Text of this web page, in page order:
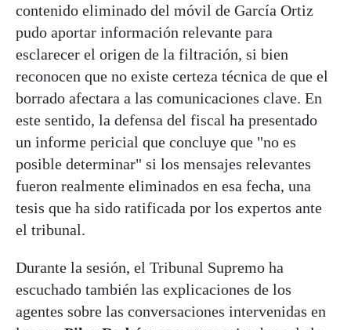
contenido eliminado del móvil de García Ortiz
pudo aportar información relevante para
esclarecer el origen de la filtración, si bien
reconocen que no existe certeza técnica de que el
borrado afectara a las comunicaciones clave. En
este sentido, la defensa del fiscal ha presentado
un informe pericial que concluye que "no es
posible determinar" si los mensajes relevantes
fueron realmente eliminados en esa fecha, una
tesis que ha sido ratificada por los expertos ante
el tribunal.
Durante la sesión, el Tribunal Supremo ha
escuchado también las explicaciones de los
agentes sobre las conversaciones intervenidas en